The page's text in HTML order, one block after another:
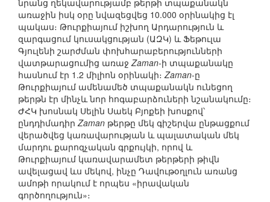
նրանց ղեկավարությամբ թերթի տպաքանակն
առաջին իսկ օրը նվազեցվեց 10.000 օրինակից էլ
պակաս։ Թուրքիայում իշխող Արդարություն և
զարգացում կուսակցության (ԱԶԿ) և Ֆեթուլա
Գյուլենի շարժման փոխհարաբերությունների
վատթարացումից առաջZaman-ի տպաքանակը
հասնում էր 1.2 միլիոն օրինակի։Zaman-ը
Թուրքիայում ամենամեծ տպաքանակն ունեցող
թերթն էր մինչև նոր հոգաբարձուների նշանակումը։
ԺՀԿ խոսնակ Սելին Սաեկ Բյոքեի խոսքով՝
ընդդիմադիրZaman թերթը մեկ գիշերվա ընթացքում
վերածվեց կառավարության և պալատական մեկ
մարդու քարոզչական գրքույկի, որով և
Թուրքիայում կառավարամետ թերթերի թիվն
ավելացավ ևս մեկով, ինչը Դավութօղլուն առանց
ամոթի որակում է որպես «իրավական
գործողություն»։